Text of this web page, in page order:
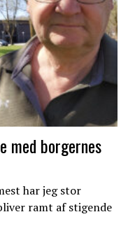
med borgernes
har jeg stor
ramt af stigende